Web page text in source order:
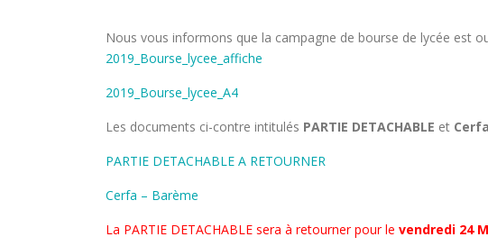
Nous vous informons que la campagne de bourse de lycée est
2019_Bourse_lycee_affiche
2019_Bourse_lycee_A4
Les documents ci-contre intitulés PARTIE DETACHABLE et
PARTIE DETACHABLE A RETOURNER
Cerfa – Barème
La PARTIE DETACHABLE sera à retourner pour le vendredi 24